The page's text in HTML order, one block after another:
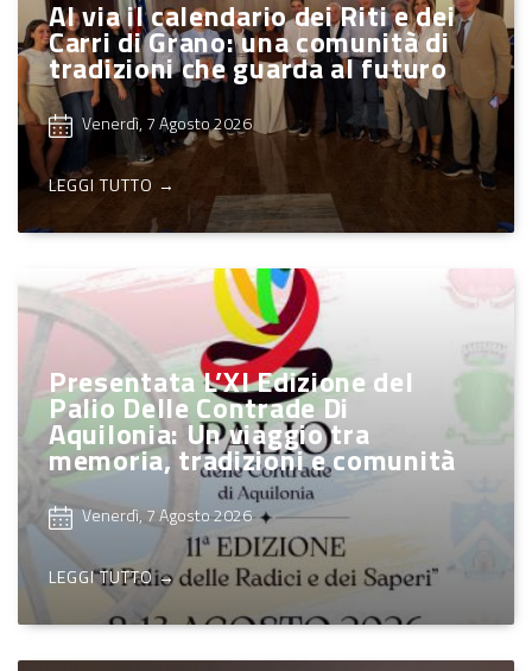
Al via il calendario dei Riti e dei
Carri di Grano: una comunità di
tradizioni che guarda al futuro
Venerdì, 7 Agosto 2026
LEGGI TUTTO →
Presentata L’XI Edizione del
Palio Delle Contrade Di
Aquilonia: Un viaggio tra
memoria, tradizioni e comunità
Venerdì, 7 Agosto 2026
LEGGI TUTTO →